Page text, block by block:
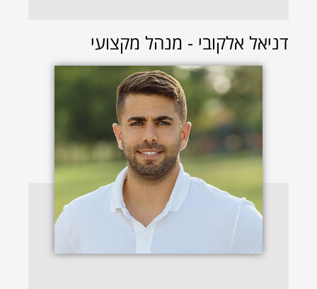
דניאל אלקובי - מנהל מקצועי